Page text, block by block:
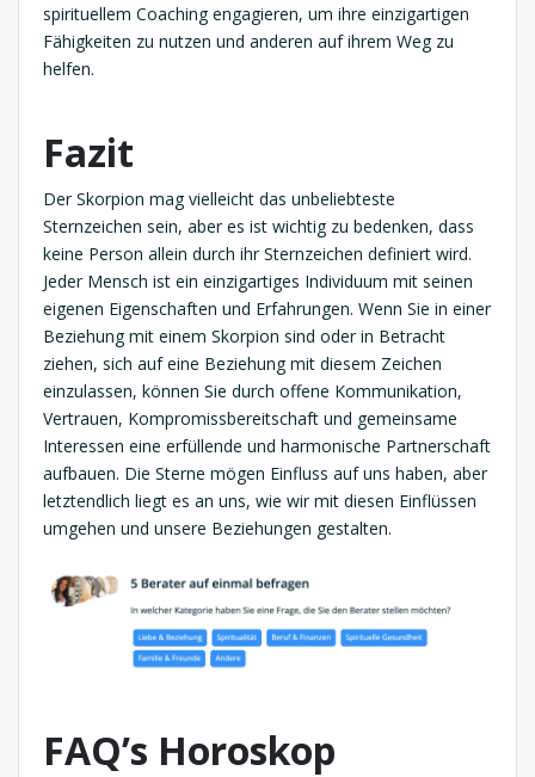
spirituellem Coaching engagieren, um ihre einzigartigen
Fähigkeiten zu nutzen und anderen auf ihrem Weg zu
helfen.
Fazit
Der Skorpion mag vielleicht das unbeliebteste
Sternzeichen sein, aber es ist wichtig zu bedenken, dass
keine Person allein durch ihr Sternzeichen definiert wird.
Jeder Mensch ist ein einzigartiges Individuum mit seinen
eigenen Eigenschaften und Erfahrungen. Wenn Sie in einer
Beziehung mit einem Skorpion sind oder in Betracht
ziehen, sich auf eine Beziehung mit diesem Zeichen
einzulassen, können Sie durch offene Kommunikation,
Vertrauen, Kompromissbereitschaft und gemeinsame
Interessen eine erfüllende und harmonische Partnerschaft
aufbauen. Die Sterne mögen Einfluss auf uns haben, aber
letztendlich liegt es an uns, wie wir mit diesen Einflüssen
umgehen und unsere Beziehungen gestalten.
FAQ’s Horoskop